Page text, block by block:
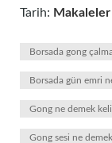
Tarih: Makaleler
Borsada gong
Borsada gün emri
Gong ne demek
Gong sesi ne demek